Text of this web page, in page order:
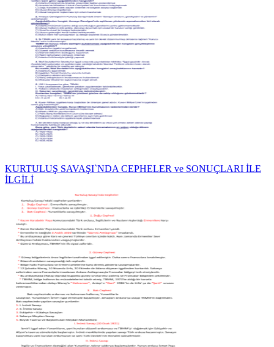
KURTULUŞ SAVAŞI`NDA CEPHELER ve SONUÇLARI İLE
İLGİLİ